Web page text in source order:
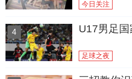
今日关注
4 U17男足
足球之夜